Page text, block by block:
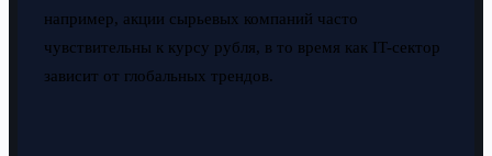
например, акции сырьевых компаний часто
чувствительны к курсу рубля, в то время как IT-сектор
зависит от глобальных трендов.